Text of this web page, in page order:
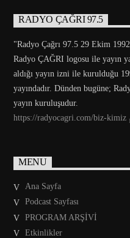
RADYO ÇAĞRI 97.5
"Radyo Çağrı 97.5 29 Ekim
Radyo ÇAĞRI logosu ile yayın
aldığı yayın izni ile kurulduğu
yayındadır. Dünden bugüne;
yayın kuruluşudur.
https://radyocagri.com/biz-kimiz
MENU
Ana Sayfa
Podcast Sayfası
PROGRAM ARŞİVİ
Etkinlikler